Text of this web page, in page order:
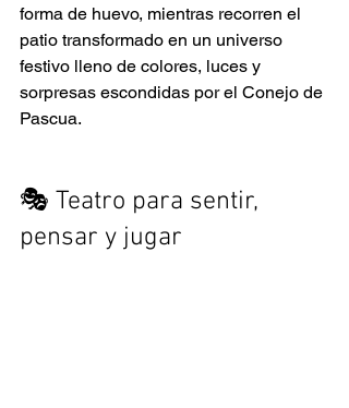
forma de huevo, mientras recorren el
patio transformado en un universo
festivo lleno de colores, luces y
sorpresas escondidas por el Conejo de
Pascua.
🎭 Teatro para sentir,
pensar y jugar